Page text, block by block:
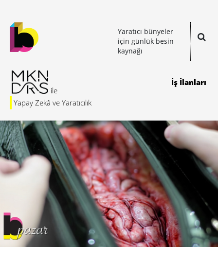
Yaratıcı bünyeler
için günlük besin
kaynağı
Yapay Zekâ ve Yaratıcılık
İş İlanları